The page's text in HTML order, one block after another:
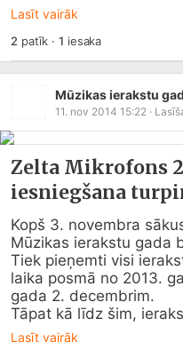
Lasīt vairāk
2 patīk ·1 iesaka
Mūzikas ierakstu
11. nov 2014 15:22 ·
Zelta Mikrofons
iesniegšana
Kopš 3. novembra
Mūzikas ierakstu gada
Tiek pieņemti visi
laika posmā no 2013.
gada 2. decembrim.
Tāpat kā līdz šim,
Lasīt vairāk